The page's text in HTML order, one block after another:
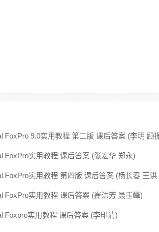
FoxPro 9.0实用教程 第二版 课后答案 (李明 顾
FoxPro实用教程 课后答案 (张宏华 郑永)
FoxPro实用教程 第四版 课后答案 (杨长春 王洪
FoxPro实用教程 课后答案 (崔洪芳 聂玉峰)
Foxpro实用教程 课后答案 (李印清)